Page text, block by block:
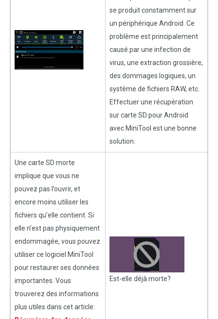
se produit constamment sur
un périphérique Android. Ce
problème est principalement
causé par une infection de
virus, une extraction grossière,
des dommages logiques, un
système de fichiers RAW, etc.
Effectuer une récupération
sur carte SD pour Android
avec MiniTool est une bonne
solution.
Une carte SD morte
implique que vous ne
pouvez pas l’ouvrir, et
encore moins utiliser les
fichiers qu’elle contient. Si
elle n’est pas physiquement
endommagée, vous pouvez
utiliser ce logiciel MiniTool
pour restaurer ses données
importantes. Vous
trouverez des informations
plus utiles dans cet article:
Est-elle déjà morte?